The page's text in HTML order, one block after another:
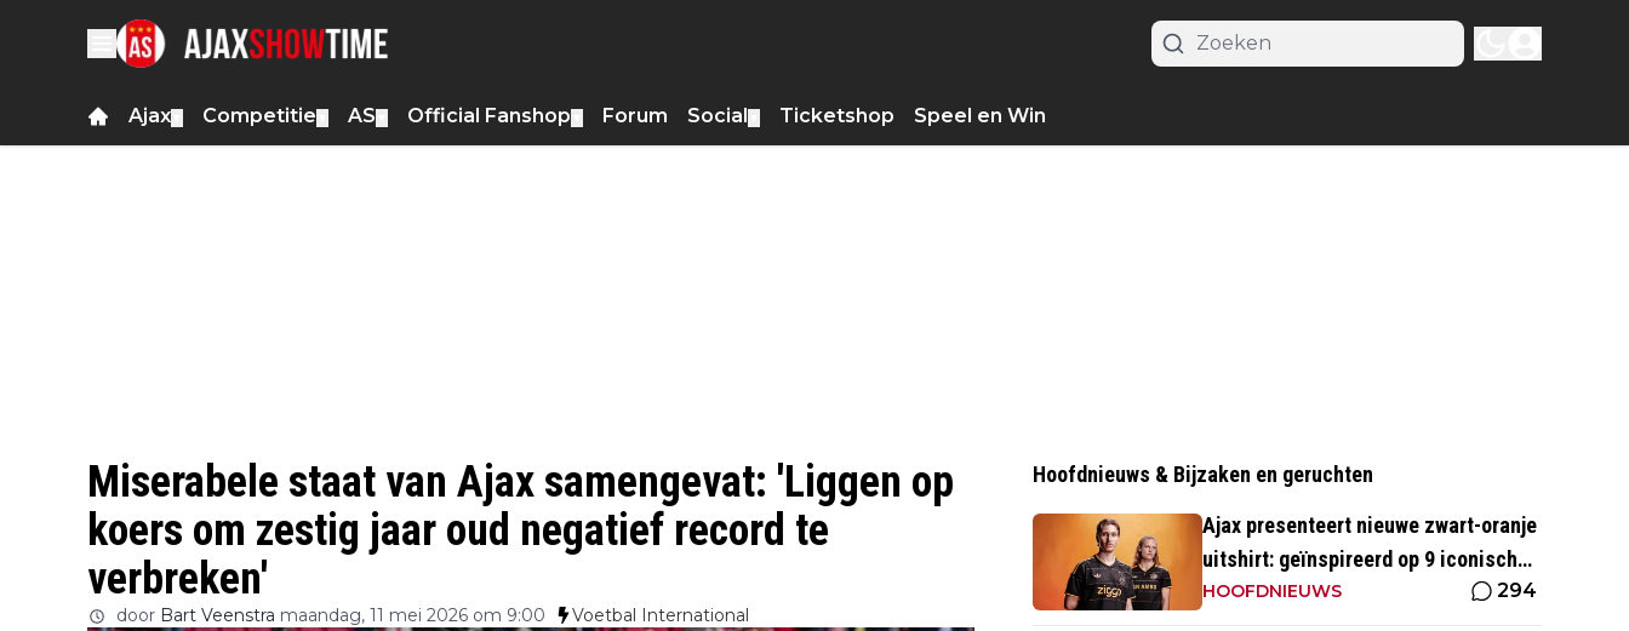
Ajax Competitie AS Official Fanshop Forum Social Ticketshop Speel en Win
Miserabele staat van Ajax samengevat: 'Liggen op
koers om zestig jaar oud negatief record te
verbreken'
door Bart Veenstra maandag, 11 mei 2026 om 9:00 Voetbal International
Hoofdnieuws & Bijzaken en geruchten
Ajax presenteert nieuwe zwart-oranje
uitshirt: geïnspireerd op 9 iconische
momenten uit clubhistorie
HOOFDNIEUWS 294